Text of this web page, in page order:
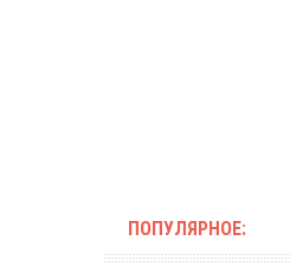
ПОПУЛЯРНОЕ: